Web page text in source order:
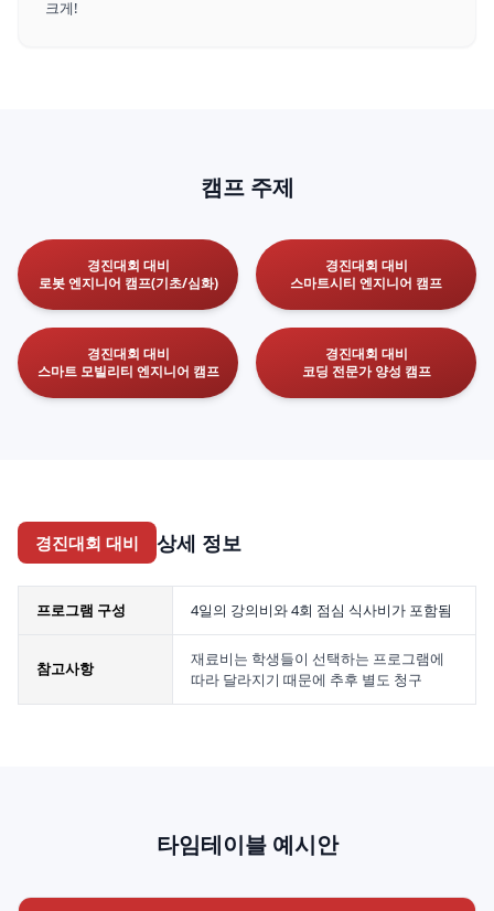
크게!
캠프 주제
경진대회 대비
로봇 엔지니어 캠프(기초/심화)
경진대회 대비
스마트시티 엔지니어 캠프
경진대회 대비
스마트 모빌리티 엔지니어 캠프
경진대회 대비
코딩 전문가 양성 캠프
경진대회 대비 상세 정보
프로그램 구성 4일의 강의비와 4회 점심 식사비가 포함됨
참고사항
재료비는 학생들이 선택하는 프로그램에
따라 달라지기 때문에 추후 별도 청구
타임테이블 예시안